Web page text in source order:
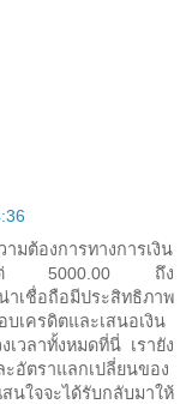
มต้องการทางการเงิน
แต่ 5000.00 ถึง
เชื่อถือมีประสิทธิภาพ
บเครดิตและเสนอเงิน
เวลาทั้งหมดที่นี่ เรายัง
ะอัตราแลกเปลี่ยนของ
นใจจะได้รับกลับมาให้